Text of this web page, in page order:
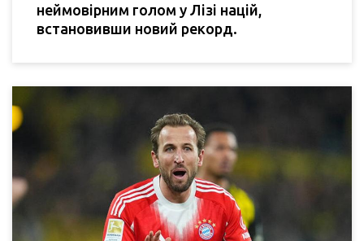
неймовірним голом у Лізі націй,
встановивши новий рекорд.